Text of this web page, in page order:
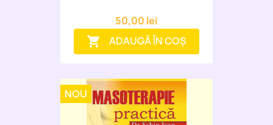
50,00 lei
shopping_cart ADAUGĂ ÎN COȘ
NOU